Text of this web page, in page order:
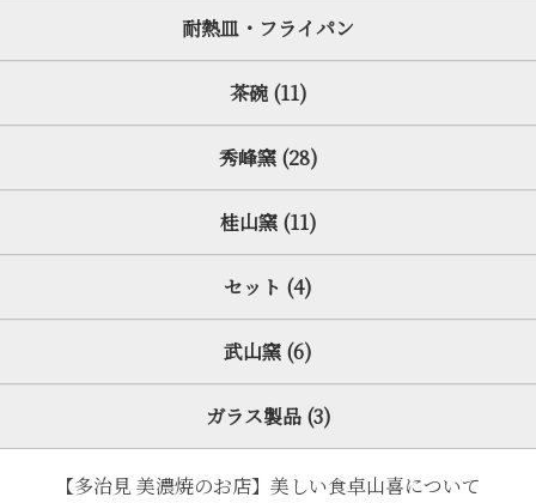
耐熱皿・フライパン
茶碗 (11)
秀峰窯 (28)
桂山窯 (11)
セット (4)
武山窯 (6)
ガラス製品 (3)
【多治見 美濃焼のお店】美しい食卓山喜について